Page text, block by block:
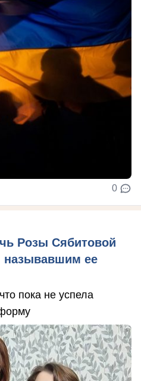
0
Розы Сябитовой
называвшим ее
пока не успела